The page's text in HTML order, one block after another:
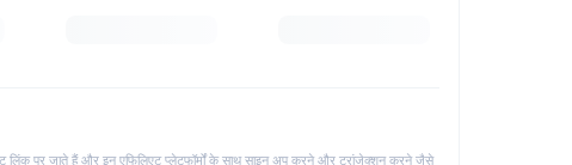
लिंक पर जाते हैं और इन एफिलिएट प्लेटफॉर्मों के साथ साइन अप करने और ट्रांजेक्शन करने जैसे